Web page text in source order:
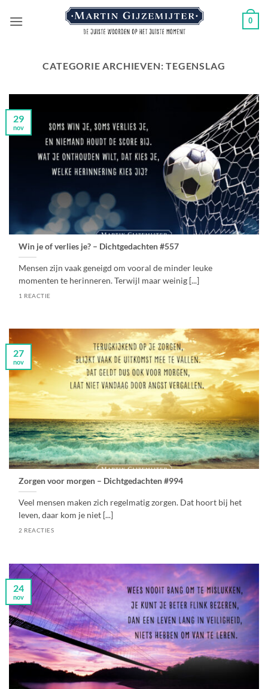
naar
0
CATEGORIE ARCHIEVEN:TEGENSLAG
Win je of verlies je? – Dichtgedachten #557
Mensen zijn vaak geneigd om vooral de minder leuke
momenten te herinneren. Terwijl maar weinig [...]
1 REACTIE
29
nov
Zorgen voor morgen – Dichtgedachten #994
Veel mensen maken zich regelmatig zorgen. Dat hoort bij het
leven, daar kom je niet [...]
2 REACTIES
27
nov
24
nov